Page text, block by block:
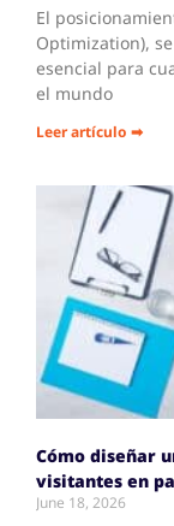
El
Optimization),
esencial para
el mundo
Leer artículo ➡
Cómo diseñar
visitantes en
June 18, 2026